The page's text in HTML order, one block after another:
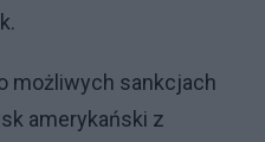
możliwych sankcjach
amerykański z